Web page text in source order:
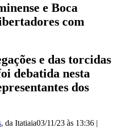
e Boca
com
e das torcidas
debatida nesta
dos
, da Itatiaia03/11/23 às 13:36 |